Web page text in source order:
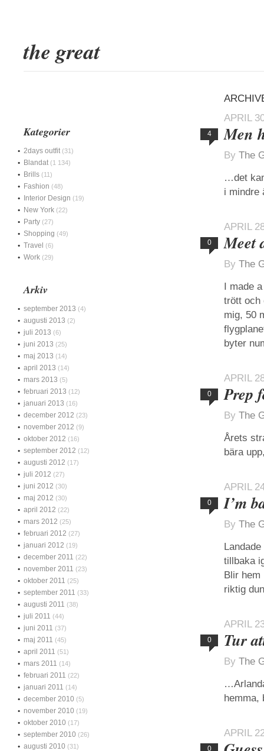
the great
APRIL
4 Men
By The
…det
i mindre
APRIL
0 Meet
By The
I made
trött och
mig, 50
byter
APRIL
0 Prep
By The
Årets
bära
APRIL
0 I’m
By The
tillbaka
Blir hem
riktig
APRIL
0 Tur
By The
hemma,
APRIL
0
Kategorier
2days outfit (31)
Blandat (1 134)
Brills (11)
Fashion (48)
Interior Design (19)
New York (22)
Party (27)
Shopping (49)
Travel (6)
Work (29)
Arkiv
september 2013 (4)
augusti 2013 (2)
juli 2013 (6)
juni 2013 (25)
maj 2013 (14)
april 2013 (14)
mars 2013 (5)
februari 2013 (12)
januari 2013 (16)
december 2012 (23)
november 2012 (9)
oktober 2012 (16)
september 2012 (12)
augusti 2012 (17)
juli 2012 (27)
juni 2012 (30)
maj 2012 (30)
april 2012 (22)
mars 2012 (25)
februari 2012 (27)
januari 2012 (19)
december 2011 (22)
november 2011 (23)
oktober 2011 (25)
september 2011 (33)
augusti 2011 (38)
juli 2011 (44)
juni 2011 (37)
maj 2011 (45)
april 2011 (51)
mars 2011 (14)
februari 2011 (22)
januari 2011 (14)
december 2010 (5)
november 2010 (19)
oktober 2010 (17)
september 2010 (26)
augusti 2010 (31)